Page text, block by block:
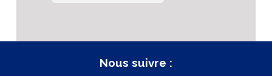
Nous suivre :